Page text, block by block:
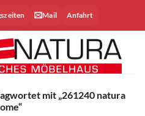
Mail Anfahrt
mit „261240 natura